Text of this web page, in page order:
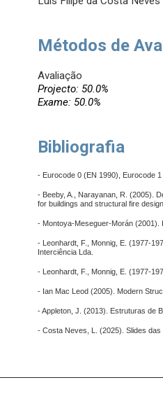
Métodos de
Avaliação
Projecto: 50.0%
Exame: 50.0%
Bibliografia
- Eurocode 0 (EN 1990), Eurocode
- Beeby, A., Narayanan, R. (2005).
for buildings and structural fire
- Montoya-Meseguer-Morán (2001).
- Leonhardt, F., Monnig, E. (1977-
Interciência Lda.
- Leonhardt, F., Monnig, E. (1977-
- Ian Mac Leod (2005). Modern
- Appleton, J. (2013). Estruturas de
- Costa Neves, L. (2025). Slides